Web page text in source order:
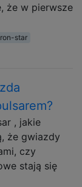
że w pierwsze
star
, jakie
że gwiazdy
czy
stają się